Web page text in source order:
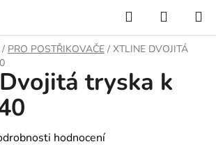
Hledat
KOŠÍK
/ PRO POSTŘIKOVAČE / XTLINE DVOJITÁ
tryska k
hodnocení